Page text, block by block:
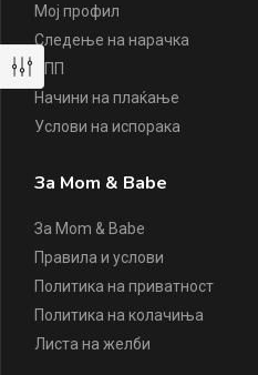
Мој профил
Следење на нарачка
ЧПП
Начини на плаќање
Услови на испорака
За Mom & Babe
За Mom & Babe
Правила и услови
Политика на приватност
Политика на колачиња
Листа на желби